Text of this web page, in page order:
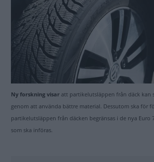
Ny forskning visar att partikelutsläppen från däck kan
genom att använda bättre material. Dessutom ska för
partikelutsläppen från däcken begränsas i de nya Euro
som ska införas.